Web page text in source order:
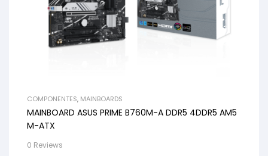
COMPONENTES, MAINBOARDS
MAINBOARD ASUS PRIME B760M-A DDR5 4DDR5 AM5
M-ATX
0 Reviews